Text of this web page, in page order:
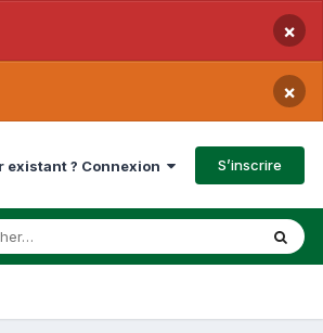
×
×
existant ? Connexion S’inscrire